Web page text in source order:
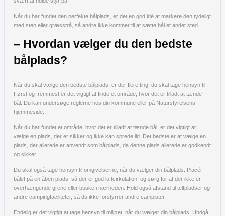
Når du har fundet den perfekte bålplads, er det en god idé at markere den tydeligt
med sten eller græsstrå, så andre ikke kommer til at sætte bål et andet sted.
– Hvordan vælger du den bedste
bålplads?
Når du skal vælge den bedste bålplads, er der flere ting, du skal tage hensyn til.
Først og fremmest er det vigtigt at finde et område, hvor det er tilladt at tænde
bål. Du kan undersøge reglerne hos din kommune eller på Naturstyrelsens
hjemmeside.
Når du har fundet et område, hvor det er tilladt at tænde bål, er det vigtigt at
vælge en plads, der er sikker og ikke kan sprede ild. Det bedste er at vælge en
plads, der allerede er anvendt som bålplads, da denne plads allerede er godkendt
og sikker.
Du skal også tage hensyn til omgivelserne, når du vælger din bålplads. Placér
bålet på en åben plads, så der er god luftcirkulation, og sørg for at der ikke er
overhængende grene eller buske i nærheden. Hold også afstand til teltpladser og
andre campingfaciliteter, så du ikke forstyrrer andre campister.
Endelig er det vigtigt at tage hensyn til miljøet, når du vælger din bålplads. Undgå